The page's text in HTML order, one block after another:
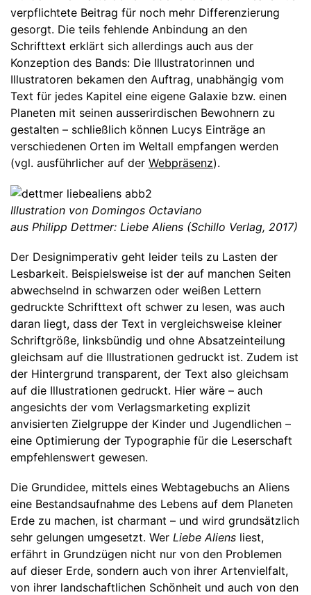
verpflichtete Beitrag für noch mehr Differenzierung
gesorgt. Die teils fehlende Anbindung an den
Schrifttext erklärt sich allerdings auch aus der
Konzeption des Bands: Die Illustratorinnen und
Illustratoren bekamen den Auftrag, unabhängig vom
Text für jedes Kapitel eine eigene Galaxie bzw. einen
Planeten mit seinen ausserirdischen Bewohnern zu
gestalten – schließlich können Lucys Einträge an
verschiedenen Orten im Weltall empfangen werden
(vgl. ausführlicher auf der Webpräsenz).
Illustration von Domingos Octaviano
aus Philipp Dettmer: Liebe Aliens (Schillo Verlag, 2017)
Der Designimperativ geht leider teils zu Lasten der
Lesbarkeit. Beispielsweise ist der auf manchen Seiten
abwechselnd in schwarzen oder weißen Lettern
gedruckte Schrifttext oft schwer zu lesen, was auch
daran liegt, dass der Text in vergleichsweise kleiner
Schriftgröße, linksbündig und ohne Absatzeinteilung
gleichsam auf die Illustrationen gedruckt ist. Zudem ist
der Hintergrund transparent, der Text also gleichsam
auf die Illustrationen gedruckt. Hier wäre – auch
angesichts der vom Verlagsmarketing explizit
anvisierten Zielgruppe der Kinder und Jugendlichen –
eine Optimierung der Typographie für die Leserschaft
empfehlenswert gewesen.
Die Grundidee, mittels eines Webtagebuchs an Aliens
eine Bestandsaufnahme des Lebens auf dem Planeten
Erde zu machen, ist charmant – und wird grundsätzlich
sehr gelungen umgesetzt. Wer Liebe Aliens liest,
erfährt in Grundzügen nicht nur von den Problemen
auf dieser Erde, sondern auch von ihrer Artenvielfalt,
von ihrer landschaftlichen Schönheit und auch von den